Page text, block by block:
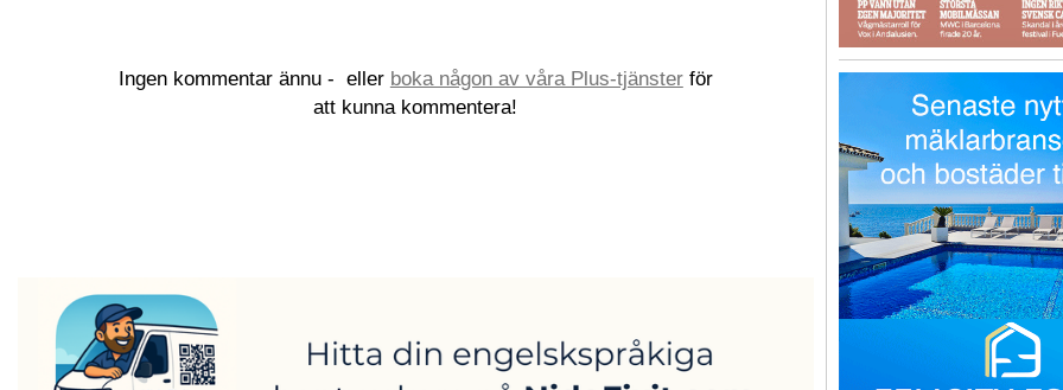
Ingen kommentar ännu - eller boka någon av våra Plus-tjänsterför
att kunna kommentera!